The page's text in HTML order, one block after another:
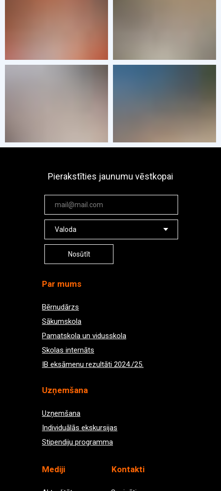
Nosūtīt
Pierakstīties jaunumu vēstkopai
Uzņemšana
Uzņemšana
Individuālās ekskursijas
Stipendiju programma
Kontakti
Par mums
Bērnudārzs
Sākumskola
Pamatskola un vidusskola
Skolas internāts
IB eksāmenu rezultāti 2024./25.
Mediji